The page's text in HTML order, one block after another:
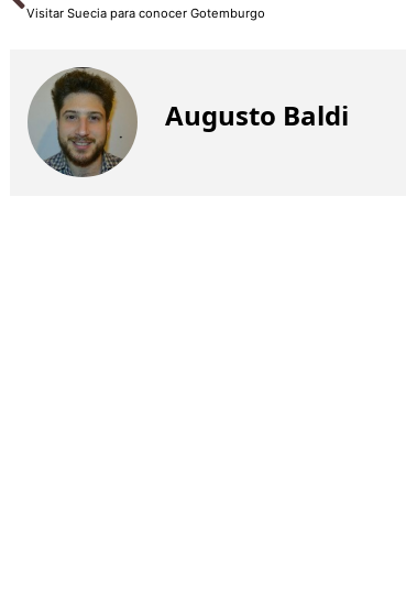
Visitar Suecia para conocer Gotemburgo
Augusto Baldi